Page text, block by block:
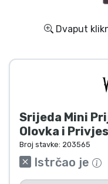
Dvaput
Srijeda Mini
Olovka i
Broj stavke: 203565
Istrčao je
Crtani
Anime
Gamer
Sportski
Glazbeni